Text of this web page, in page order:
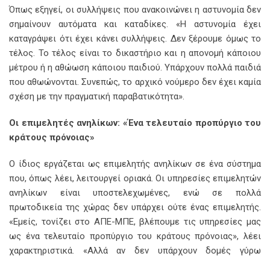
Όπως εξηγεί, οι συλλήψεις που ανακοινώνει η αστυνομία δεν
σημαίνουν αυτόματα και καταδίκες. «Η αστυνομία έχει
καταγράψει ότι έχει κάνει συλλήψεις. Δεν ξέρουμε όμως το
τέλος. Το τέλος είναι το δικαστήριο και η απονομή κάποιου
μέτρου ή η αθώωση κάποιου παιδιού. Υπάρχουν πολλά παιδιά
που αθωώνονται. Συνεπώς, το αρχικό νούμερο δεν έχει καμία
σχέση με την πραγματική παραβατικότητα».
Οι επιμελητές ανηλίκων: «Ένα τελευταίο προπύργιο του
κράτους πρόνοιας»
Ο ίδιος εργάζεται ως επιμελητής ανηλίκων σε ένα σύστημα
που, όπως λέει, λειτουργεί οριακά. Οι υπηρεσίες επιμελητών
ανηλίκων είναι υποστελεχωμένες, ενώ σε πολλά
πρωτοδικεία της χώρας δεν υπάρχει ούτε ένας επιμελητής.
«Εμείς, τονίζει στο ΑΠΕ-ΜΠΕ, βλέπουμε τις υπηρεσίες μας
ως ένα τελευταίο προπύργιο του κράτους πρόνοιας», λέει
χαρακτηριστικά. «Αλλά αν δεν υπάρχουν δομές γύρω